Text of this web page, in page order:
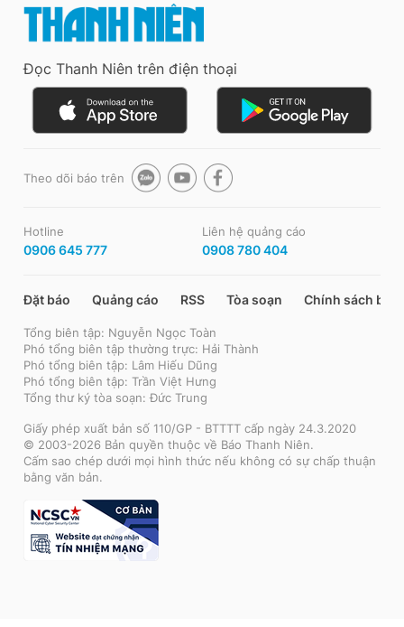
Đọc Thanh Niên trên điện thoại
Theo dõi báo trên
Hotline
0906 645 777
Liên hệ quảng cáo
0908 780 404
Đặt báo Quảng cáo RSS Tòa soạn Chính sách bảo
Tổng biên tập: Nguyễn Ngọc Toàn
Phó tổng biên tập thường trực: Hải Thành
Phó tổng biên tập: Lâm Hiếu Dũng
Phó tổng biên tập: Trần Việt Hưng
Tổng thư ký tòa soạn: Đức Trung
Giấy phép xuất bản số 110/GP - BTTTT cấp ngày 24.3.2020
© 2003-2026 Bản quyền thuộc về Báo Thanh Niên.
Cấm sao chép dưới mọi hình thức nếu không có sự chấp thuận
bằng văn bản.